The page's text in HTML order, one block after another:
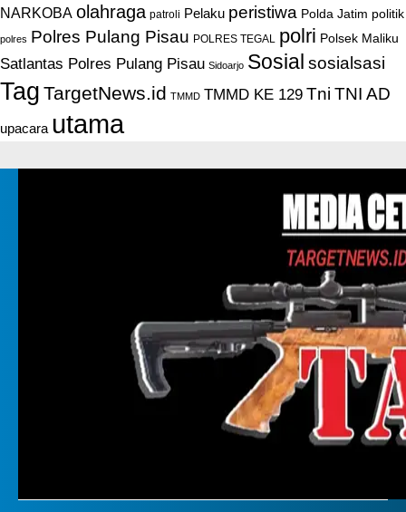
NARKOBA olahraga patroli Pelaku peristiwa Polda Jatim politik
polres Polres Pulang Pisau POLRES TEGAL polri Polsek Maliku
Satlantas Polres Pulang Pisau Sidoarjo Sosial sosialsasi
Tag TargetNews.id TMMD TMMD KE 129 Tni TNI AD
upacara utama